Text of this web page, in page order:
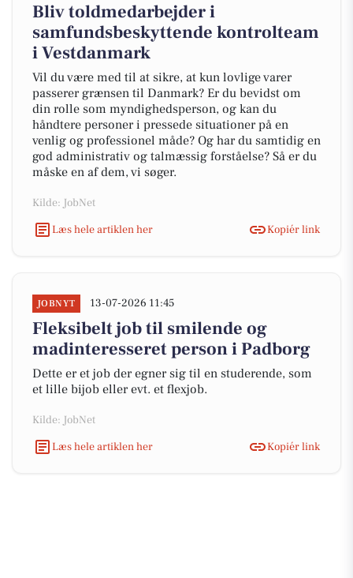
Bliv toldmedarbejder i
samfundsbeskyttende kontrolteam
i Vestdanmark
Vil du være med til at sikre, at kun lovlige varer
passerer grænsen til Danmark? Er du bevidst om
din rolle som myndighedsperson, og kan du
håndtere personer i pressede situationer på en
venlig og professionel måde? Og har du samtidig en
god administrativ og talmæssig forståelse? Så er du
måske en af dem, vi søger.
Kilde: JobNet
Læs hele artiklen her
Kopiér link
JOBNYT 13-07-2026 11:45
Fleksibelt job til smilende og
madinteresseret person i Padborg
Dette er et job der egner sig til en studerende, som
et lille bijob eller evt. et flexjob.
Kilde: JobNet
Læs hele artiklen her
Kopiér link